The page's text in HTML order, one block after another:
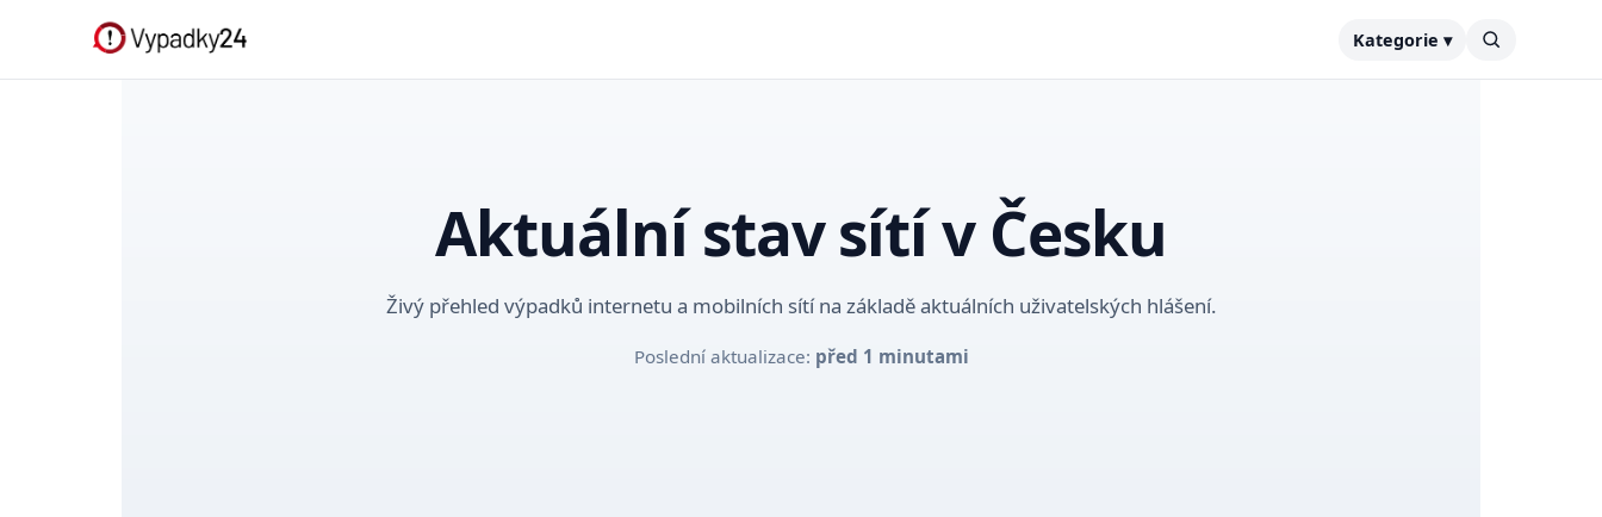
Kategorie ▾
Aktuální stav sítí v Česku
Živý přehled výpadků internetu a mobilních sítí na základě aktuálních uživatelských hlášení.
Poslední aktualizace: před 1 minutami